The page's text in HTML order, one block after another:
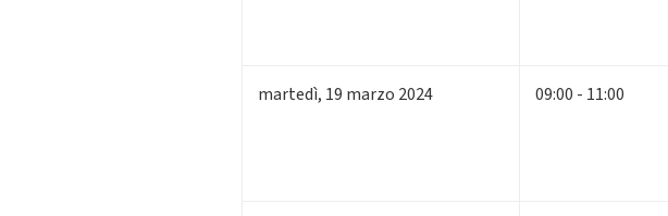
martedì, 19 marzo 2024 09:00 - 11:00